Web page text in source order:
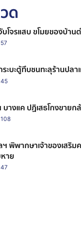
ด
โจรแสบ ขโมยของบ้าน
57
ะบะตู้ทึบชนทะลุร้านปลา
45
บางแค ปฏิเสธโกงขาย
108
ฯ พิพากษาเจ้าของเสริม
าย
47